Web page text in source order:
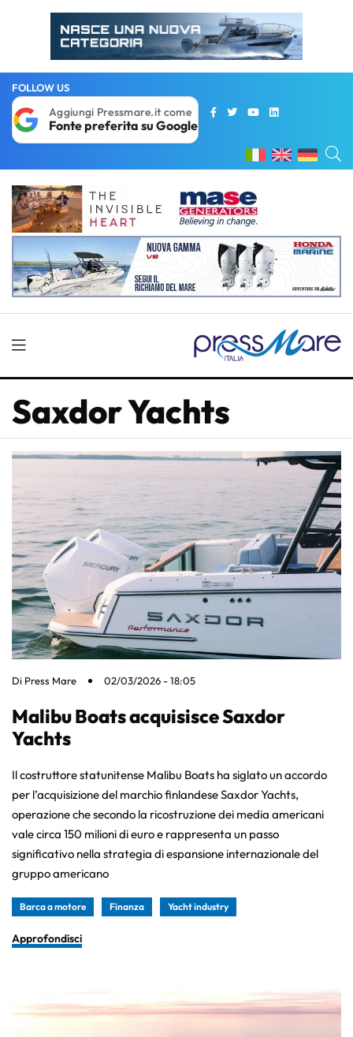
FOLLOW US
Aggiungi Pressmare.it come
Fonte preferita su Google
Saxdor Yachts
Di Press Mare 02/03/2026 - 18:05
Malibu Boats acquisisce Saxdor
Yachts
Il costruttore statunitense Malibu Boats ha siglato un accordo
per l’acquisizione del marchio finlandese Saxdor Yachts,
operazione che secondo la ricostruzione dei media americani
vale circa 150 milioni di euro e rappresenta un passo
significativo nella strategia di espansione internazionale del
gruppo americano
Barca a motore Finanza Yacht industry
Approfondisci